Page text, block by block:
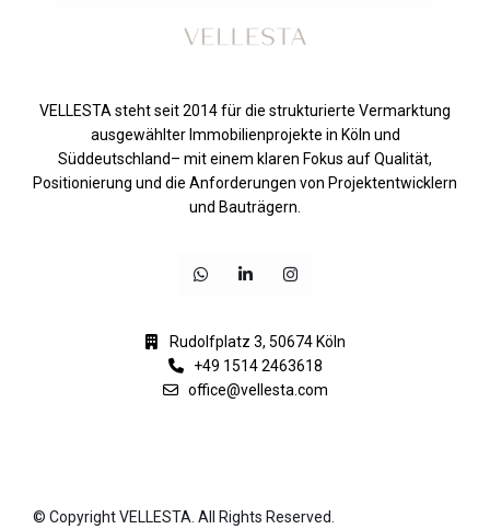
VELLESTA steht seit 2014 für die strukturierte Vermarktung
ausgewählter Immobilienprojekte in Köln und
Süddeutschland– mit einem klaren Fokus auf Qualität,
Positionierung und die Anforderungen von Projektentwicklern
und Bauträgern.
Rudolfplatz 3, 50674 Köln
+49 1514 2463618
office@vellesta.com
© Copyright VELLESTA. All Rights Reserved.